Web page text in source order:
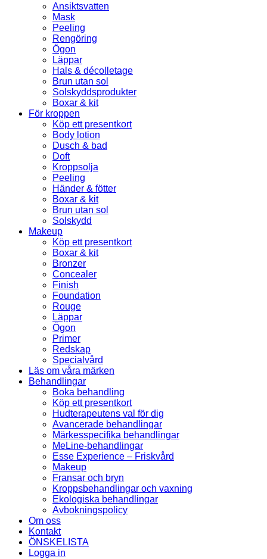
Ansiktsvatten
Mask
Peeling
Rengöring
Ögon
Läppar
Hals & décolletage
Brun utan sol
Solskyddsprodukter
Boxar & kit
För kroppen
Köp ett presentkort
Body lotion
Dusch & bad
Doft
Kroppsolja
Peeling
Händer & fötter
Boxar & kit
Brun utan sol
Solskydd
Makeup
Köp ett presentkort
Boxar & kit
Bronzer
Concealer
Finish
Foundation
Rouge
Läppar
Ögon
Primer
Redskap
Specialvård
Läs om våra märken
Behandlingar
Boka behandling
Köp ett presentkort
Hudterapeutens val för dig
Avancerade behandlingar
Märkesspecifika behandlingar
MeLine-behandlingar
Esse Experience – Friskvård
Makeup
Fransar och bryn
Kroppsbehandlingar och vaxning
Ekologiska behandlingar
Avbokningspolicy
Om oss
Kontakt
ÖNSKELISTA
Logga in